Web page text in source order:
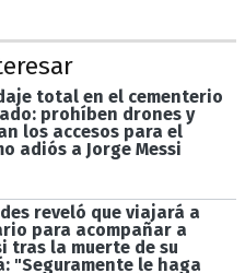
total en el cementerio
prohíben drones y
los accesos para el
adiós a Jorge Messi
reveló que viajará a
para acompañar a
tras la muerte de su
"Seguramente le haga